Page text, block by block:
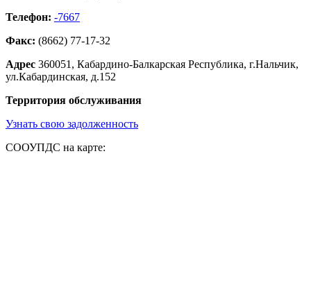
Телефон: -7667
Факс: (8662) 77-17-32
Адрес 360051, Кабардино-Балкарская Республика, г.Нальчик,
ул.Кабардинская, д.152
Территория обслуживания
Узнать свою задолженность
СООУПДС на карте: